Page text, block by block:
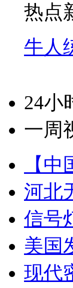
热点
牛人
24小
一周
【
河北
信号
美国
现代